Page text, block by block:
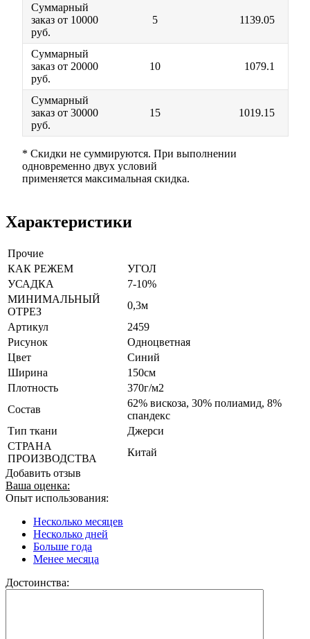
Суммарный
заказ от 10000
руб.
5 1139.05
Суммарный
заказ от 20000
руб.
10 1079.1
Суммарный
заказ от 30000
руб.
15 1019.15
* Скидки не суммируются. При выполнении
одновременно двух условий
применяется максимальная скидка.
Характеристики
Прочие
КАК РЕЖЕМ
УГОЛ
УСАДКА
7-10%
МИНИМАЛЬНЫЙ
ОТРЕЗ
0,3м
Артикул
2459
Рисунок
Одноцветная
Цвет
Синий
Ширина
150см
Плотность
370г/м2
Состав
62% вискоза, 30% полиамид, 8%
спандекс
Тип ткани
Джерси
СТРАНА
ПРОИЗВОДСТВА
Китай
Добавить отзыв
Ваша оценка:
Опыт использования:
Несколько месяцев
Несколько дней
Больше года
Менее месяца
Достоинства: